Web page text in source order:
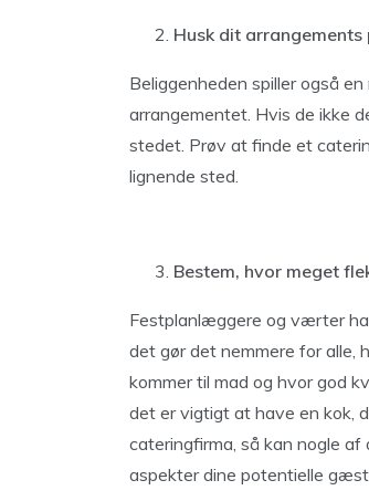
Husk dit
Beliggenheden spiller også
arrangementet. Hvis de ikke
stedet. Prøv at finde et
lignende sted.
Bestem, hvor meget
Festplanlæggere og værter
det gør det nemmere for alle,
kommer til mad og hvor god
det er vigtigt at have en kok,
cateringfirma, så kan nogle af
aspekter dine potentielle